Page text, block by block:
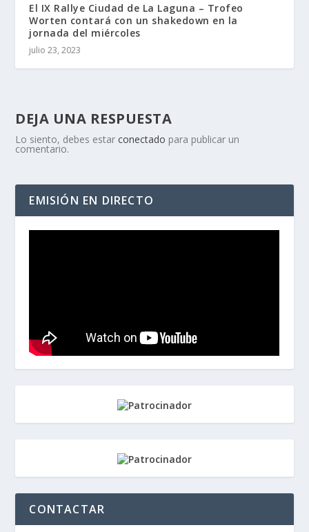
El IX Rallye Ciudad de La Laguna – Trofeo
Worten contará con un shakedown en la
jornada del miércoles
julio 23, 2023
DEJA UNA RESPUESTA
Lo siento, debes estarconectado para publicar un
comentario.
EMISIÓN EN DIRECTO
CONTACTAR